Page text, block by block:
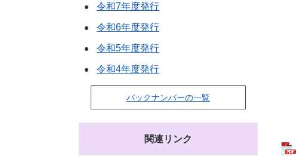
令和7年度発行
令和6年度発行
令和5年度発行
令和4年度発行
バックナンバーの一覧
関連リンク